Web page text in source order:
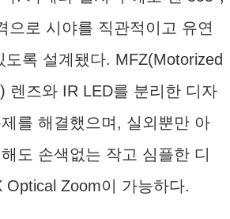
으로 시야를 직관적이고 유연
록 설계됐다. MFZ(Motorized
렌즈와 IR LED를 분리한 디자
를 해결했으며, 실외뿐만 아
도 손색없는 작고 심플한 디
Optical Zoom이 가능하다.